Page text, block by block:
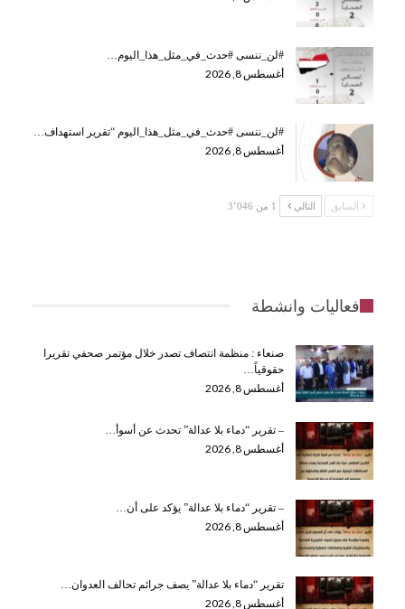
#لن_ننسى #حدث_في_مثل_هذا_اليوم…
أغسطس 8, 2026
#لن_ننسى #حدث_في_مثل_هذا_اليوم “تقرير استهداف…
أغسطس 8, 2026
السابق التالي 1 من 3٬046
فعاليات وانشطة
صنعاء : منظمة انتصاف تصدر خلال مؤتمر صحفي تقريرا
حقوقياً…
أغسطس 8, 2026
– تقرير “دماء بلا عدالة” تحدث عن أسوأ…
أغسطس 8, 2026
– تقرير “دماء بلا عدالة” يؤكد على أن…
أغسطس 8, 2026
تقرير “دماء بلا عدالة” يصف جرائم تحالف العدوان…
أغسطس 8, 2026